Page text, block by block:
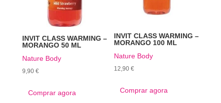
INVIT CLASS WARMING –
MORANGO 50 ML
Nature Body
9,90 €
Comprar agora
INVIT CLASS WARMING –
MORANGO 100 ML
Nature Body
12,90€
Comprar agora